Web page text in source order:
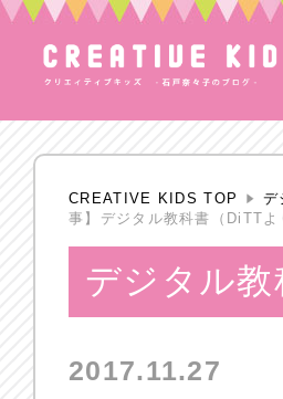
CREATIVE KIDS TOP デ
事】デジタル教科書（DiTTよ
デジタル教
2017.11.27